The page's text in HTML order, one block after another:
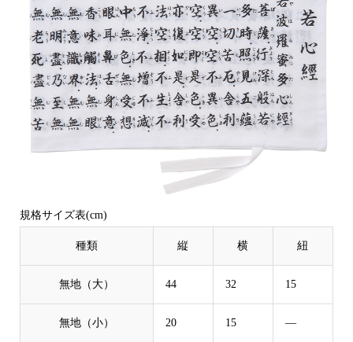
規格サイズ表(cm)
種類 縦 横 紐
無地（大） 44 32 15
無地（小） 20 15 —